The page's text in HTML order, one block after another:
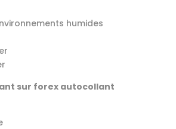
humides
sur forex autocollant